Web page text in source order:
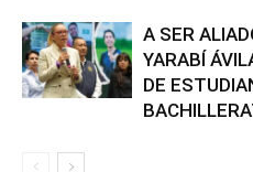
A SER
YARABÍ
DE